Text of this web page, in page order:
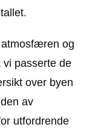
og
passerte de
over byen
av
utfordrende